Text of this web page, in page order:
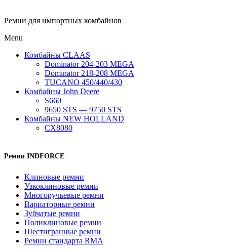
Ремни для импортных комбайнов
Menu
Комбайны CLAAS
Dominator 204-203 MEGA
Dominator 218-208 MEGA
TUCANO 450/440/430
Комбайны John Deere
S660
9650 STS — 9750 STS
Комбайны NEW HOLLAND
CX8080
Ремни INDFORCE
Клиновые ремни
Узкоклиновые ремни
Многоручьевые ремни
Вариаторные ремни
Зубчатые ремни
Поликлиновые ремни
Шестигранные ремни
Ремни стандарта RMA